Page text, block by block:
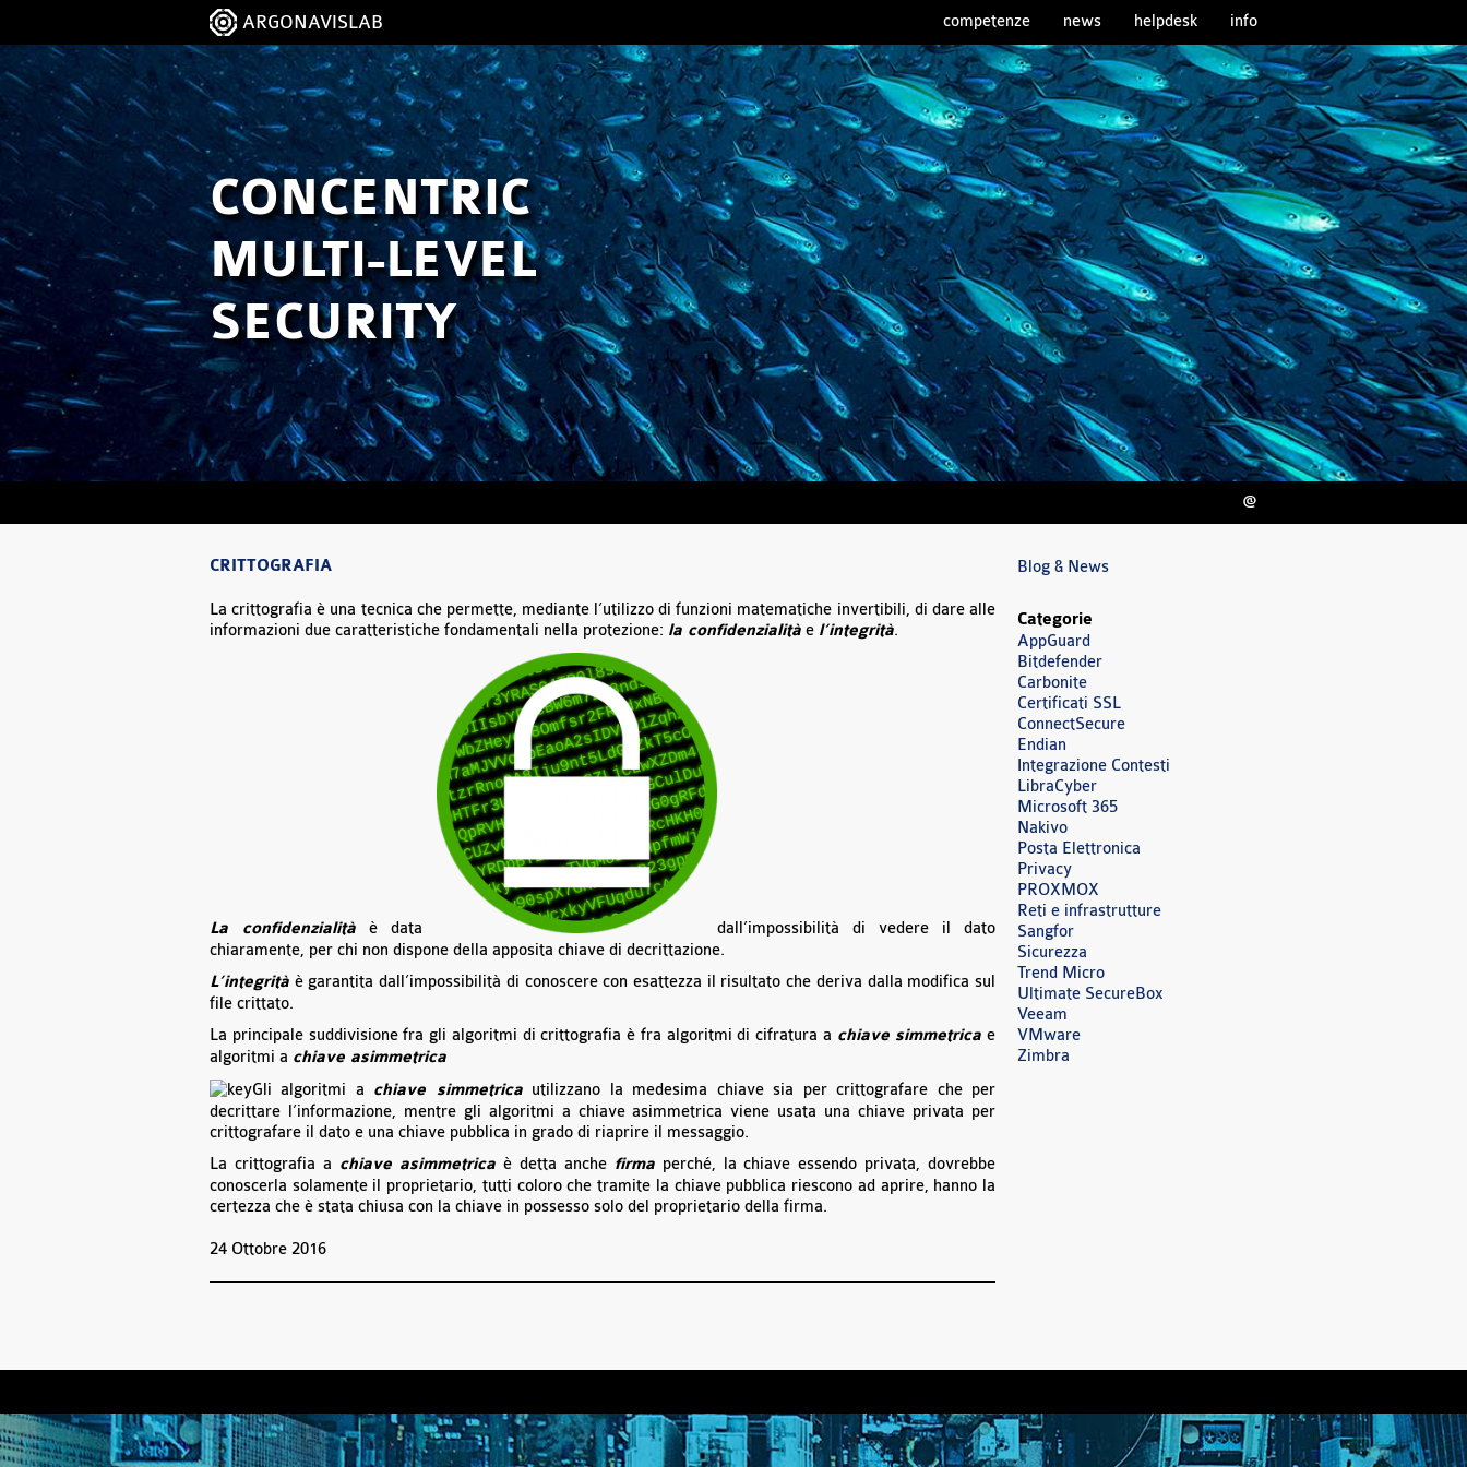
ARGONAVISLAB competenze news helpdesk info
CONCENTRIC
MULTI-LEVEL
SECURITY
@
CRITTOGRAFIA
La crittografia è una tecnica che permette, mediante l’utilizzo di funzioni matematiche invertibili, di dare alle
informazioni due caratteristiche fondamentali nella protezione: la confidenzialità e l’integrità.
La confidenzialità è data
dall’impossibilità di vedere il dato
chiaramente, per chi non dispone della apposita chiave di decrittazione.
L’integrità è garantita dall’impossibilità di conoscere con esattezza il risultato che deriva dalla modifica sul
file crittato.
La principale suddivisione fra gli algoritmi di crittografia è fra algoritmi di cifratura a chiave simmetrica e
algoritmi a chiave asimmetrica
Gli algoritmi a chiave simmetricautilizzano la medesima chiave sia per crittografare che per
decrittare l’informazione, mentre gli algoritmi a chiave asimmetrica viene usata una chiave privata per
crittografare il dato e una chiave pubblica in grado di riaprire il messaggio.
La crittografia a chiave asimmetrica è detta anche firmaperché, la chiave essendo privata, dovrebbe
conoscerla solamente il proprietario, tutti coloro che tramite la chiave pubblica riescono ad aprire, hanno la
certezza che è stata chiusa con la chiave in possesso solo del proprietario della firma.
24 Ottobre 2016
Blog & News
Categorie
AppGuard
Bitdefender
Carbonite
Certificati SSL
ConnectSecure
Endian
Integrazione Contesti
LibraCyber
Microsoft 365
Nakivo
Posta Elettronica
Privacy
PROXMOX
Reti e infrastrutture
Sangfor
Sicurezza
Trend Micro
Ultimate SecureBox
Veeam
VMware
Zimbra